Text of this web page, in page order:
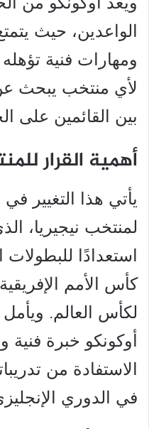
الواعدين، حيث
ومهارات فنية
لأي منتخب يبحث
بين القائمين على
أهمية القرار
يأتي هذا التغيير
لمنتخب نيجيريا،
استعدادًا للبطولات
كأس الأمم
لكأس العالم.
أوكونكو خبرة فنية
الاستفادة من
في الدوري